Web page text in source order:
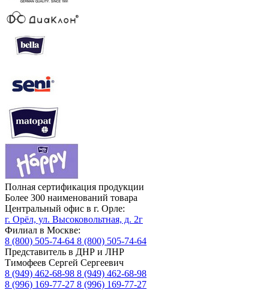
Полная сертификация продукции
Более 300 наименований товара
Центральный офис в г. Орле:
г. Орёл, ул. Высоковольтная, д. 2г
Филиал в Москве:
8 (800) 505-74-64 8 (800) 505-74-64
Представитель в ДНР и ЛНР
Тимофеев Сергей Сергеевич
8 (949) 462-68-98 8 (949) 462-68-98
8 (996) 169-77-27 8 (996) 169-77-27